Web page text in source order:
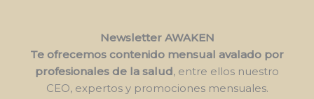
Newsletter AWAKEN
Te ofrecemos contenido mensual avalado por
profesionales de la salud, entre ellos nuestro
CEO, expertos y promociones mensuales.